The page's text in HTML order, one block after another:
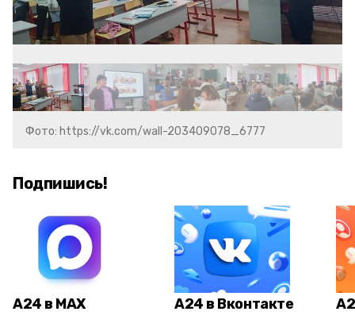
Фото: https://vk.com/wall-203409078_6777
Подпишись!
А24 в MAX А24 в Вконтакте